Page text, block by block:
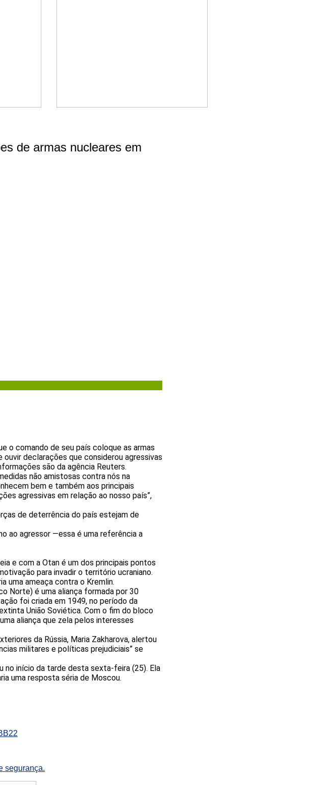
de armas nucleares em
o comando de seu país coloque as armas
declarações que considerou agressivas
são da agência Reuters.
não amistosas contra nós na
bem e também aos principais
agressivas em relação ao nosso país”,
de deterrência do país estejam de
ao agressor —essa é uma referência a
e com a Otan é um dos principais pontos
para invadir o território ucraniano.
uma ameaça contra o Kremlin.
Norte) é uma aliança formada por 30
foi criada em 1949, no período da
União Soviética. Com o fim do bloco
aliança que zela pelos interesses
da Rússia, Maria Zakharova, alertou
militares e políticas prejudiciais” se
início da tarde desta sexta-feira (25). Ela
uma resposta séria de Moscou.
segurança.